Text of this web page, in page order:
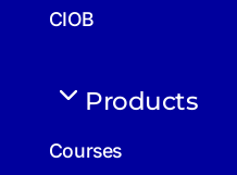
CIOB
Products
Courses